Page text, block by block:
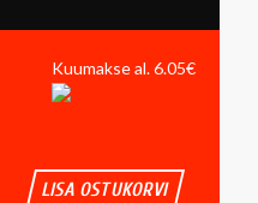
Kuumakse al. 6.05€
LISA OSTUKORVI